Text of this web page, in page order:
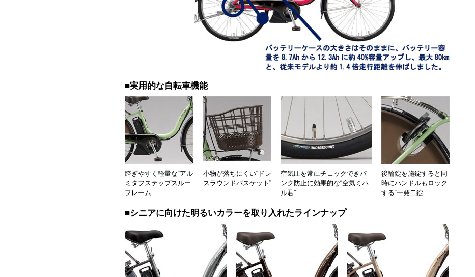
■実用的な自転車機能
跨ぎやすく軽量な“アル
ミタフステップスルー
フレーム”
小物が落ちにくい“ドレ
スラウンドバスケット”
空気圧を常にチェックできパ
ンク防止に効果的な“空気ミハ
ル君”
後輪錠を施錠すると同
時にハンドルもロック
する“一発二錠”
■シニアに向けた明るいカラーを取り入れたラインナップ